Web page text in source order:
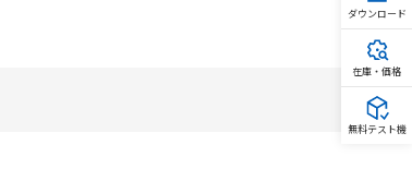
ダウンロード
在庫・価格
無料テスト機